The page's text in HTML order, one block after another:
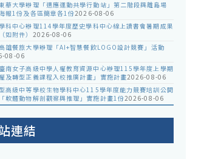
華大學辦理「適應運動共學行動站」第二階段與離島場
報1份及各區簡章各1份2026-08-06
科中心辦理114學年度歷史學科中心線上讀書會暑期成果
如附件） 2026-08-06
雄餐旅大學辦理「AI+智慧餐飲LOGO設計競賽」活動
08-06
南女子高級中學人權教育資源中心辦理115學年度上學期
權及轉型正義課程入校推廣計畫」實施計畫2026-08-06
高級中等學校生物學科中心115學年度能力競賽培訓公開
軟體動物解剖觀察與推理」實施計畫1份2026-08-06
連結